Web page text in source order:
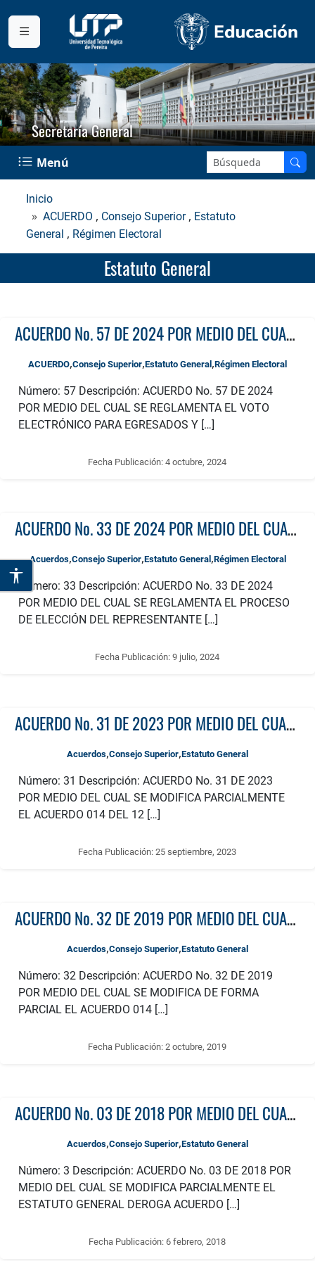
Secretaría General
Menú Buscar en el sitio:
Inicio
ACUERDO , Consejo Superior, Estatuto
General , Régimen Electoral
Estatuto General
ACUERDO No. 57 DE 2024 POR MEDIO DEL CUAL SE REGLAMENTA EL VOTO ELECTRÓNICO PARA EGRESADOS Y SE DEROGA EL ACUERDO DEL CONSEJO SUPERIOR No. 14 DE 2012.
ACUERDO,Consejo Superior,Estatuto General ,Régimen Electoral
Número: 57 Descripción: ACUERDO No. 57 DE 2024
POR MEDIO DEL CUAL SE REGLAMENTA EL VOTO
ELECTRÓNICO PARA EGRESADOS Y […]
Fecha Publicación:4 octubre, 2024
ACUERDO No. 33 DE 2024 POR MEDIO DEL CUAL SE REGLAMENTA EL PROCESO DE ELECCIÓN DEL REPRESENTANTE DE LOS EXRECTORES ANTE EL CONSEJO SUPERIOR
Acuerdos,Consejo Superior,Estatuto General,Régimen Electoral
Número: 33 Descripción: ACUERDO No. 33 DE 2024
POR MEDIO DEL CUAL SE REGLAMENTA EL PROCESO
DE ELECCIÓN DEL REPRESENTANTE […]
Fecha Publicación:9 julio, 2024
ACUERDO No. 31 DE 2023 POR MEDIO DEL CUAL SE MODIFICA PARCIALMENTE EL ACUERDO 014 DEL 12 DE OCTUBRE DE 1999 ESTATUTO GENERAL DE LA UNIVERSIDAD TECNOLÓGICA DE PEREIRA
Acuerdos,Consejo Superior,Estatuto General
Número: 31 Descripción: ACUERDO No. 31 DE 2023
POR MEDIO DEL CUAL SE MODIFICA PARCIALMENTE
EL ACUERDO 014 DEL 12 […]
Fecha Publicación:25 septiembre, 2023
ACUERDO No. 32 DE 2019 POR MEDIO DEL CUAL SE MODIFICA DE FORMA PARCIAL EL ACUERDO 014 DE 1999 ESTATUTO GENERAL DE LA UNIVERSIDAD TECNOLÓGICA DE PEREIRA
Acuerdos,Consejo Superior,Estatuto General
Número: 32 Descripción: ACUERDO No. 32 DE 2019
POR MEDIO DEL CUAL SE MODIFICA DE FORMA
PARCIAL EL ACUERDO 014 […]
Fecha Publicación:2 octubre, 2019
ACUERDO No. 03 DE 2018 POR MEDIO DEL CUAL SE MODIFICA PARCIALMENTE EL ESTATUTO GENERAL DEROGA ACUERDO 14 DE 2008 Y ARTÍCULOS 1 Y 2 DEL ACUERDO 18 de 2008
Acuerdos,Consejo Superior,Estatuto General
Número: 3 Descripción: ACUERDO No. 03 DE 2018 POR
MEDIO DEL CUAL SE MODIFICA PARCIALMENTE EL
ESTATUTO GENERAL DEROGA ACUERDO […]
Fecha Publicación: 6 febrero, 2018